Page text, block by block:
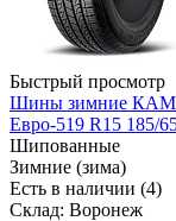
Быстрый просмотр
Шины зимние
Евро-519 R15 185/
Шипованные
Зимние (зима)
Есть в наличии (4)
Склад: Воронеж